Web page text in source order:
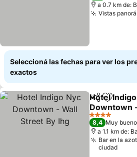
a 0.7 km de:
Vistas
Seleccioná las fechas para ver los
exactos
Compartir
Añadir
Hotel
Downtown
By Ihg
Ver precios
4 Estrellas
8,4 Muy bueno
a 1.1 km de:
Bar en la
ciudad